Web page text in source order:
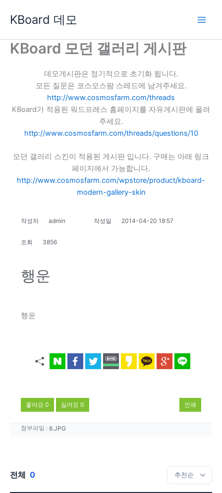
로
KBoard 데모
KBoard 모던 갤러리 게시판
데모게시판은 정기적으로 초기화 됩니다.
모든 질문은 코스모스팜 스레드에 남겨주세요.
http://www.cosmosfarm.com/threads
KBoard가 적용된 워드프레스 홈페이지를 자유게시판에 올려
주세요.
http://www.cosmosfarm.com/threads/questions/10
모던 갤러리 스킨이 적용된 게시판 입니다. 구매는 아래 링크
페이지에서 가능합니다.
http://www.cosmosfarm.com/wpstore/product/kboard-
modern-gallery-skin
작성자 admin 작성일 2014-04-20 18:57
조회 3856
행운
행운
좋아요 0 싫어요 0 인쇄
첨부파일 : 6.JPG
전체 0